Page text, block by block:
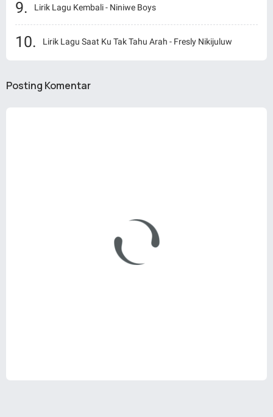
Lirik Lagu Kembali - Niniwe Boys
Lirik Lagu Saat Ku Tak Tahu Arah - Fresly Nikijuluw
Posting Komentar